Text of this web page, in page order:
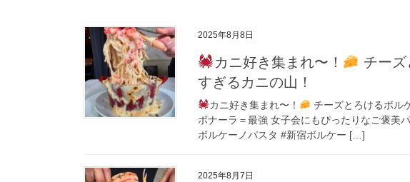
2025年8月8日
カニ好き集まれ〜！
チー
すぎるカニの山！
カニ好き集まれ〜！
チーズとろけるボル
ボナーラ＝最強 女子会にもぴったりなご褒美
ボルケーノパスタ #新宿ボルケー […]
2025年8月7日